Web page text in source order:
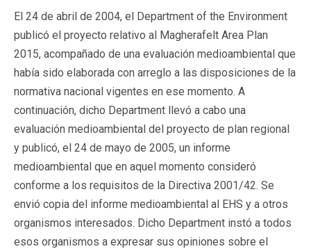
El 24 de abril de 2004, el Department of the Environment
publicó el proyecto relativo al Magherafelt Area Plan
2015, acompañado de una evaluación medioambiental que
había sido elaborada con arreglo a las disposiciones de la
normativa nacional vigentes en ese momento. A
continuación, dicho Department llevó a cabo una
evaluación medioambiental del proyecto de plan regional
y publicó, el 24 de mayo de 2005, un informe
medioambiental que en aquel momento consideró
conforme a los requisitos de la Directiva 2001/42. Se
envió copia del informe medioambiental al EHS y a otros
organismos interesados. Dicho Department instó a todos
esos organismos a expresar sus opiniones sobre el